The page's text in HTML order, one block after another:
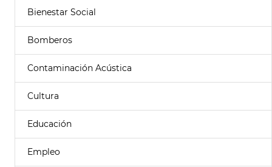
Bienestar Social
Bomberos
Contaminación Acústica
Cultura
Educación
Empleo